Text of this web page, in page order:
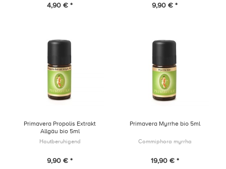
reinigend.
4,90 € * 9,90 € *
Primavera Propolis Extrakt
Allgäu bio 5ml
Hautberuhigend
9,90 € *
Primavera Myrrhe bio 5ml
Commiphora myrrha
19,90 € *